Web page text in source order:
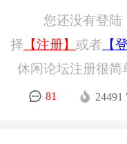
您还没有登陆
择 【注册】 或者 【
休闲论坛注册很简
81